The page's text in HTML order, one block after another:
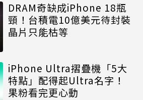
DRAM奇缺成iPhone 18瓶
頸！台積電10億美元待封裝
晶片只能枯等
iPhone Ultra摺疊機「5大
特點」配得起Ultra名字！
果粉看完更心動